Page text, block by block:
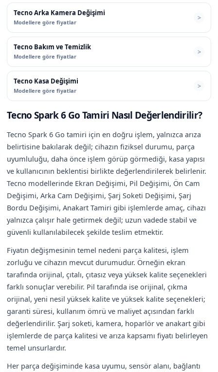
Tecno Arka Kamera Değişimi
Modellere göre fiyatlar
Tecno Bakım ve Temizlik
Modellere göre fiyatlar
Tecno Kasa Değişimi
Modellere göre fiyatlar
Tecno Spark 6 Go Tamiri Nasıl Değerlendirilir?
Tecno Spark 6 Go tamiri için en doğru işlem, yalnızca arıza
belirtisine bakılarak değil; cihazın fiziksel durumu, parça
uyumluluğu, daha önce işlem görüp görmediği, kasa yapısı
ve kullanıcının beklentisi birlikte değerlendirilerek belirlenir.
Tecno modellerinde Ekran Değişimi, Pil Değişimi, Ön Cam
Değişimi, Arka Cam Değişimi, Şarj Soketi Değişimi, Şarj
Bordu Değişimi, Anakart Tamiri gibi işlemlerde amaç, cihazı
yalnızca çalışır hale getirmek değil; uzun vadede stabil ve
güvenli kullanılabilecek şekilde teslim etmektir.
Fiyatın değişmesinin temel nedeni parça kalitesi, işlem
zorluğu ve cihazın mevcut durumudur. Örneğin ekran
tarafında orijinal, çıtalı, çıtasız veya yüksek kalite seçenekleri
farklı sonuçlar verebilir. Pil tarafında ise orijinal, çıkma
orijinal, yeni nesil yüksek kalite ve yüksek kalite seçenekleri;
garanti süresi, kullanım ömrü ve maliyet açısından farklı
değerlendirilir. Şarj soketi, kamera, hoparlör ve anakart gibi
işlemlerde de parça kalitesi ve arıza kapsamı fiyatı belirleyen
temel unsurlardır.
Her parça değişiminde kasa uyumu, sensör alanı, bağlantı